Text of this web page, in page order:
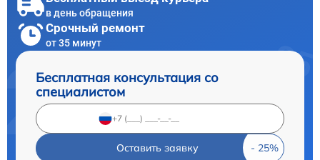
в день обращения
Срочный ремонт
от 35 минут
Бесплатная консультация со
специалистом
Оставить заявку